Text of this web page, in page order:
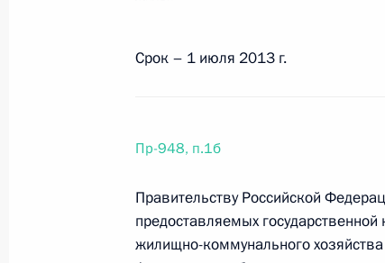
фронта на тему «Строительство
Перечень поручений по итогам
культуры и спорта
Срок – 1 июля 2013 г.
Пр-948, п.1б
Правительству Российской
предоставляемых
жилищно-коммунального